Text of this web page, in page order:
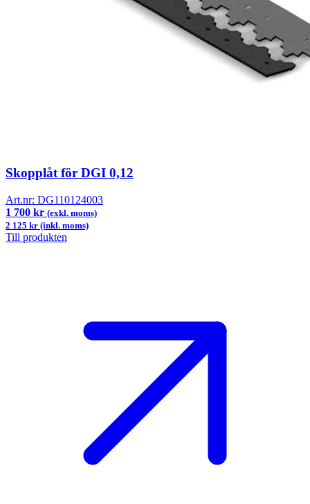
Skopplåt för DGI 0,12
Art.nr: DG110124003
1 700 kr (exkl. moms)
2 125 kr (inkl. moms)
Till produkten